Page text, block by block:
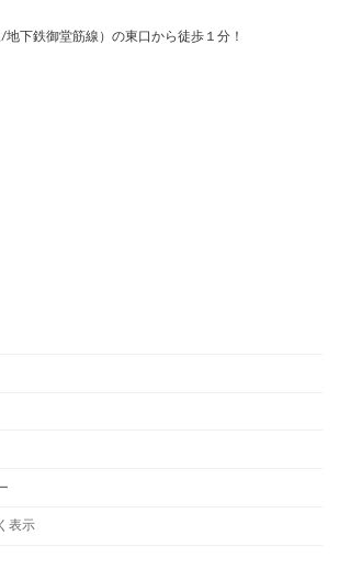
下鉄御堂筋線）の東口から徒歩１分！
表示